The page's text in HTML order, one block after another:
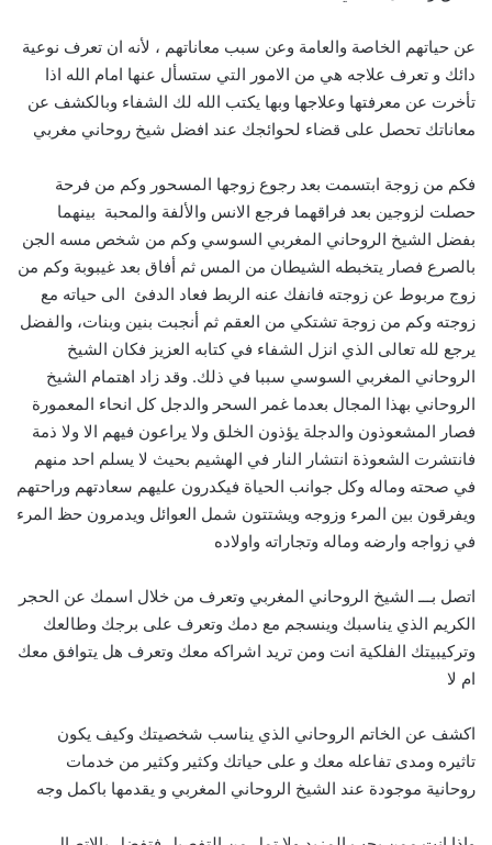
عن حياتهم الخاصة والعامة وعن سبب معاناتهم ، لأنه ان تعرف نوعية
دائك و تعرف علاجه هي من الامور التي ستسأل عنها امام الله اذا
تأخرت عن معرفتها وعلاجها وبها يكتب الله لك الشفاء وبالكشف عن
معاناتك تحصل على قضاء لحوائجك عند افضل شيخ روحاني مغربي
فكم من زوجة ابتسمت بعد رجوع زوجها المسحور وكم من فرحة
حصلت لزوجين بعد فراقهما فرجع الانس والألفة والمحبة بينهما
بفضل الشيخ الروحاني المغربي السوسي وكم من شخص مسه الجن
بالصرع فصار يتخبطه الشيطان من المس ثم أفاق بعد غيبوبة وكم من
زوج مربوط عن زوجته فانفك عنه الربط فعاد الدفئ الى حياته مع
زوجته وكم من زوجة تشتكي من العقم ثم أنجبت بنين وبنات، والفضل
يرجع لله تعالى الذي انزل الشفاء في كتابه العزيز فكان الشيخ
الروحاني المغربي السوسي سببا في ذلك. وقد زاد اهتمام الشيخ
الروحاني بهذا المجال بعدما غمر السحر والدجل كل انحاء المعمورة
فصار المشعوذون والدجلة يؤذون الخلق ولا يراعون فيهم الا ولا ذمة
فانتشرت الشعوذة انتشار النار في الهشيم بحيث لا يسلم احد منهم
في صحته وماله وكل جوانب الحياة فيكدرون عليهم سعادتهم وراحتهم
ويفرقون بين المرء وزوجه ويشتتون شمل العوائل ويدمرون حظ المرء
في زواجه وارضه وماله وتجاراته واولاده
اتصل بـــ الشيخ الروحاني المغربي وتعرف من خلال اسمك عن الحجر
الكريم الذي يناسبك وينسجم مع دمك وتعرف على برجك وطالعك
وتركيبيتك الفلكية انت ومن تريد اشراكه معك وتعرف هل يتوافق معك
ام لا
اكشف عن الخاتم الروحاني الذي يناسب شخصيتك وكيف يكون
تاثيره ومدى تفاعله معك و على حياتك وكثير وكثير من خدمات
روحانية موجودة عند الشيخ الروحاني المغربي و يقدمها باكمل وجه